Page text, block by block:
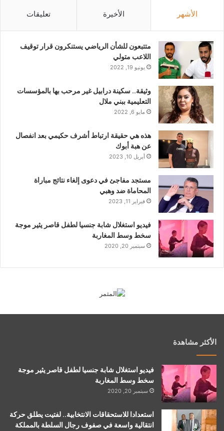
الأشهر الأخيرة تعليقات
متتبعون للشأن الرياضي يستنكرون قرار توقيف
اللاعب متولي
يونيو 19, 2022
وثيقة.. سكينة درابيل غير مرحب بها بالمؤسسات
التعليمية ببني ملال
مايو 6, 2022
هذه هي حقيقة ارتباط أشرف حكيمي بعد انفصال
عن هبة أبوك
أبريل 10, 2023
مستجد مفاجئ في دعوى إلغاء نتائج مباراة
المحاماة ضد وهبي
فبراير 11, 2023
فيديو استغلال شابة جنسيا لطفل قاصر يثير موجة
سخط وسط المغاربة
سبتمبر 20, 2020
الأكثر مشاهدة
فيديو استغلال شابة جنسيا لطفل قاصر يثير موجة
سخط وسط المغاربة
سبتمبر 20, 2020
استعدادا للاستحقاقات الانتخابية.. لفتيت يطلق حركة
انتقالية واسعة في صفوف رجال السلطة بالمملكة